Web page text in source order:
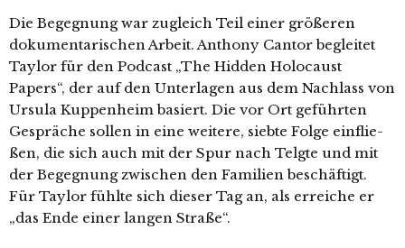
Die Begegnung war zugleich Teil einer grö­ße­ren
doku­men­ta­ri­schen Arbeit. Anthony Cantor beglei­tet
Taylor für den Podcast „The Hidden Holocaust
Papers“, der auf den Unterlagen aus dem Nachlass von
Ursula Kuppenheim basiert. Die vor Ort geführ­ten
Gespräche sol­len in eine wei­te­re, sieb­te Folge ein­flie­
ßen, die sich auch mit der Spur nach Telgte und mit
der Begegnung zwi­schen den Familien beschäf­tigt.
Für Taylor fühl­te sich die­ser Tag an, als errei­che er
„das Ende einer lan­gen Straße“.